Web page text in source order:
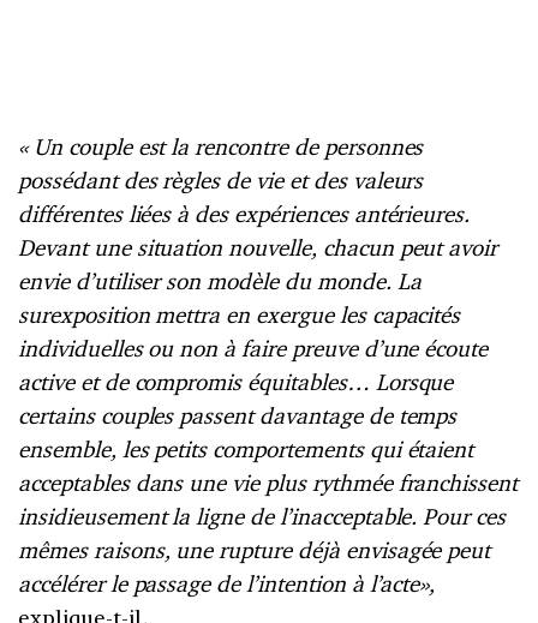
« Un couple est la rencontre de personnes
possédant des règles de vie et des valeurs
différentes liées à des expériences antérieures.
Devant une situation nouvelle, chacun peut avoir
envie d’utiliser son modèle du monde. La
surexposition mettra en exergue les capacités
individuelles ou non à faire preuve d’une écoute
active et de compromis équitables… Lorsque
certains couples passent davantage de temps
ensemble, les petits comportements qui étaient
acceptables dans une vie plus rythmée franchissent
insidieusement la ligne de l’inacceptable. Pour ces
mêmes raisons, une rupture déjà envisagée peut
accélérer le passage de l’intention à l’acte»,
explique-t-il.